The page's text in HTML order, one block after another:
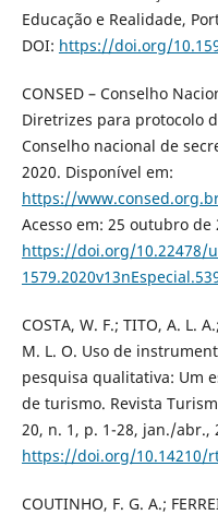
Educação e Realidade,
DOI: https://doi.org/
CONSED – Conselho
Diretrizes para protocolo
Conselho nacional de
2020. Disponível em:
https://
Acesso em: 25 outubro de
https://doi.org/10.22478/
COSTA, W. F.; TITO, A. L.
M. L. O. Uso de
pesquisa qualitativa: Um
de turismo. Revista
20, n. 1, p. 1-28, jan./abr.,
https://doi.org/10.14210/
COUTINHO, F. G. A.;